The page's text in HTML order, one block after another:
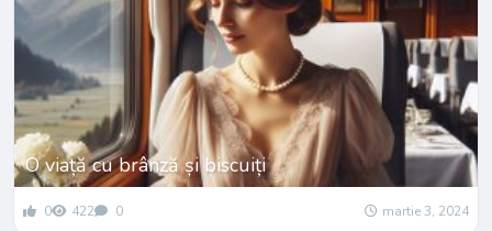
O viață cu brânză și biscuiți
0 422 0 martie 3, 2024